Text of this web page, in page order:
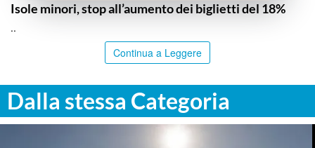
Isole minori, stop all’aumento dei biglietti del 18%
..
Continua a Leggere
Dalla stessa Categoria